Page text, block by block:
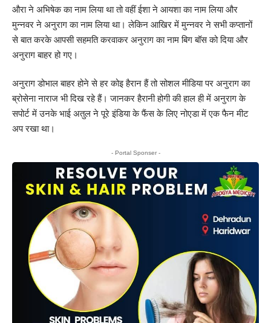
औरा ने अभिषेक का नाम लिया था तो वहीं ईशा ने आयशा का नाम लिया और
मुन्नवर ने अनुराग का नाम लिया था। लेकिन आखिर में मुन्नवर ने सभी कप्तानों
से बात करके आपसी सहमति करवाकर अनुराग का नाम बिग बॉस को दिया और
अनुराग बाहर हो गए।
अनुराग डोभाल बाहर होने से हर कोइ हैरान हैं तो सोशल मीडिया पर अनुराग का
ब्रोसेना नाराज भी दिख रहे हैं। जानकर हैरानी होगी की हाल ही में अनुराग के
सपोर्ट में उनके भाई अतुल ने पूरे इंडिया के फैंस के लिए नोएडा में एक फैन मीट
अप रखा था।
- Portal Sponser -